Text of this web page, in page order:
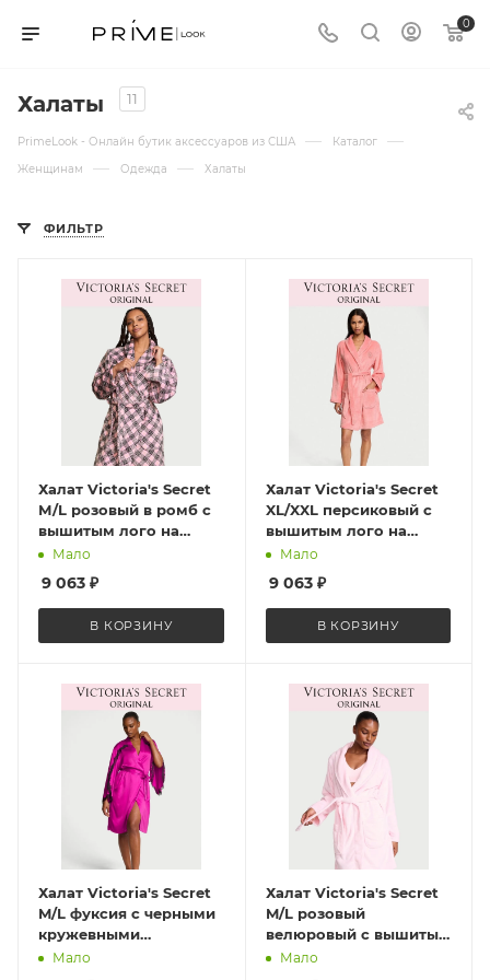
0
Халаты 11
PrimeLook - Онлайн бутик аксессуаров из США — Каталог —
Женщинам — Одежда — Халаты
ФИЛЬТР
Халат Victoria's Secret
М/L розовый в ромб с
вышитым лого на
груди, велюровый на
карманами и
отложным воротником
Short Cozy Robe ST
Мало
9 063 ₽
В КОРЗИНУ
Халат Victoria's Secret
XL/XXL персиковый с
вышитым лого на
груди, велюровый, на
ST 11238731 CC 70WD
XL/XXL
Мало
9 063₽
В КОРЗИНУ
Халат Victoria's Secret
M/L фуксия с черными
кружевными
вставками на запах
Мало
Халат Victoria's Secret
M/L розовый
велюровый с вышитым
разноцветным
Мало